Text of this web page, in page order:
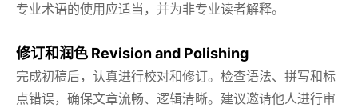
专业术语的使用应适当，并为非专业读者解释。
修订和润色 Revision and Polishing
完成初稿后，认真进行校对和修订。检查语法、拼写和标
点错误，确保文章流畅、逻辑清晰。建议邀请他人进行审